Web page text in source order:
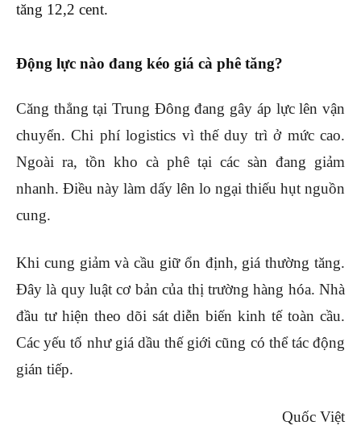
tăng 12,2 cent.
Động lực nào đang kéo giá cà phê tăng?
Căng thẳng tại Trung Đông đang gây áp lực lên vận
chuyển. Chi phí logistics vì thế duy trì ở mức cao.
Ngoài ra, tồn kho cà phê tại các sàn đang giảm
nhanh. Điều này làm dấy lên lo ngại thiếu hụt nguồn
cung.
Khi cung giảm và cầu giữ ổn định, giá thường tăng.
Đây là quy luật cơ bản của thị trường hàng hóa. Nhà
đầu tư hiện theo dõi sát diễn biến kinh tế toàn cầu.
Các yếu tố như giá dầu thế giới cũng có thể tác động
gián tiếp.
Quốc Việt